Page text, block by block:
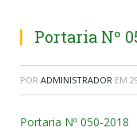
Portaria Nº
POR ADMINISTRADOR EM
Portaria Nº 050-2018